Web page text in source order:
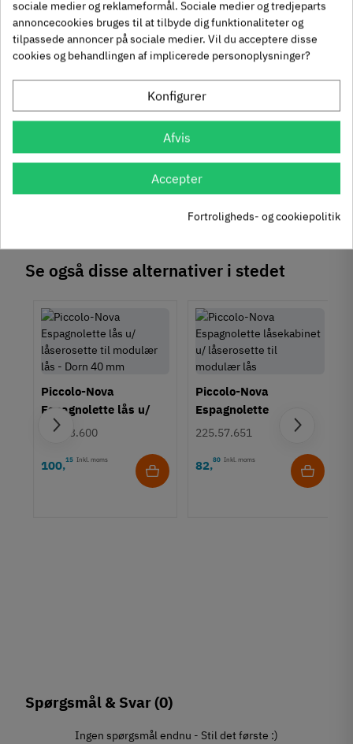
Krydsmontageplade -
Duomatic SL -
Euroskruer
9,25 kr-50%
uddybninger - rustfrit
stål
14,40 kr-60%
5
1131 stk på lager
Se også disse alternativer i stedet
Piccolo-Nova
Espagnolette lås u/
låserosette til
mm
225.23.600
100,15 Inkl. moms
Piccolo-Nova
Espagnolette
låsekabinet u/
modulær lås
225.57.651
82,80 Inkl. moms
Spørgsmål & Svar(0)
Ingen spørgsmål endnu - Stil det første :)
sociale medier og reklameformål. Sociale medier og tredjeparts
annoncecookies bruges til at tilbyde dig funktionaliteter og
tilpassede annoncer på sociale medier. Vil du acceptere disse
cookies og behandlingen af implicerede personoplysninger?
Konfigurer
Afvis
Accepter
Fortroligheds- og cookiepolitik